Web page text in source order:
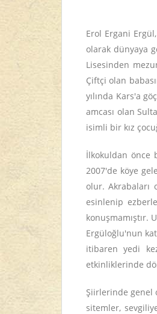
Erol Ergani
olarak dünyaya
Lisesinden
Çiftçi olan
yılında Kars'a
amcası olan
isimli bir kız
İlkokuldan önce
2007'de köye
olur. Akrabaları
esinlenip
konuşmamıştır.
Ergüloğlu'nun
itibaren yedi
etkinliklerinde
Şiirlerinde genel
sitemler,